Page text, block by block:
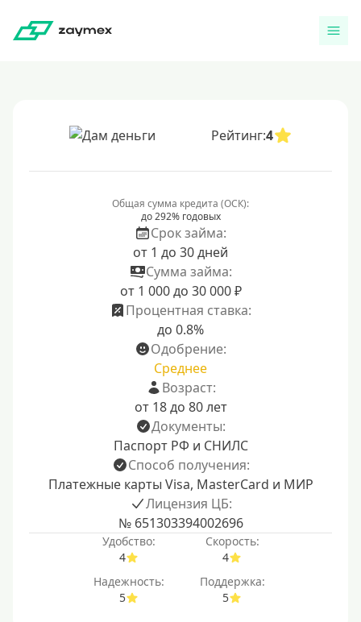
Рейтинг:4
Общая сумма кредита (ОСК):
до 292% годовых
Срок займа:
от 1 до 30 дней
Сумма займа:
от 1 000 до 30 000 ₽
Процентная ставка:
до 0.8%
Одобрение:
Среднее
Возраст:
от 18 до 80 лет
Документы:
Паспорт РФ и СНИЛС
Способ получения:
Платежные карты Visa, MasterCard и МИР
Лицензия ЦБ:
№ 651303394002696
Удобство:
4
Скорость:
4
Надежность:
5
Поддержка:
5